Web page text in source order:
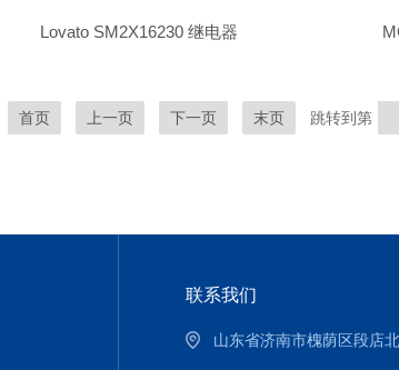
Lovato SM2X16230 继电器
首页 上一页 下一页 末页 跳转到第
联系我们
山东省济南市槐荫区段店